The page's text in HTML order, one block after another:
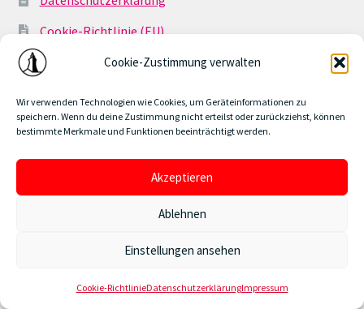
Cookie-Zustimmung verwalten
Wir verwenden Technologien wie Cookies, um Geräteinformationen zu
speichern. Wenn du deine Zustimmung nicht erteilst oder zurückziehst, können
bestimmte Merkmale und Funktionen beeinträchtigt werden.
Akzeptieren
Ablehnen
Einstellungen ansehen
Cookie-RichtlinieDatenschutzerklärungImpressum
Alle Events auch als Gutschein erhältlich!
Cookie-Richtlinie (EU)
Geschäftsbedingungen
© www.burghof-event.de 2026
Erstellt mit WooCommerce